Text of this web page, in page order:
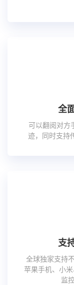
全
可以翻阅对方
迹，同时支持
支
全球独家支持
苹果手机、小
监